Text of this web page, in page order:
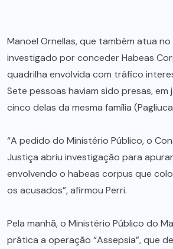
Manoel Ornellas, que também atua no
investigado por conceder Habeas
quadrilha envolvida com tráfico
Sete pessoas haviam sido presas, em
cinco delas da mesma família
“A pedido do Ministério Público, o
Justiça abriu investigação para
envolvendo o habeas corpus que
os acusados”, afirmou Perri.
Pela manhã, o Ministério Público do
prática a operação “Assepsia”, que